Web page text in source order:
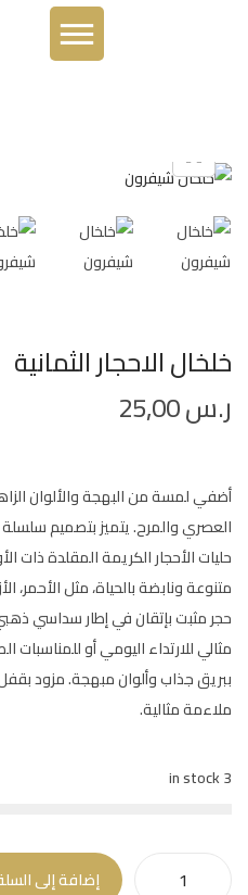
خلخال الاحجار الثمانية
ر.س
أضفي لمسة من البهجة والألوان
العصري والمرح. يتميز بتصميم
حليات الأحجار الكريمة المقلدة ذات
متنوعة ونابضة بالحياة، مثل الأحمر،
حجر مثبت بإتقان في إطار سداسي
مثالي للارتداء اليومي أو
ببريق جذاب وألوان مبهجة. مزود
ملاءمة مثالية.
3 in stock
إضافة إلى